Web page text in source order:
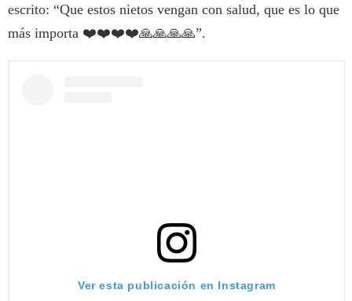
escrito: “Que estos nietos vengan con salud, que es lo que
más importa ❤️❤️❤️❤️🙏🙏🙏🙏”.
Ver esta publicación en Instagram